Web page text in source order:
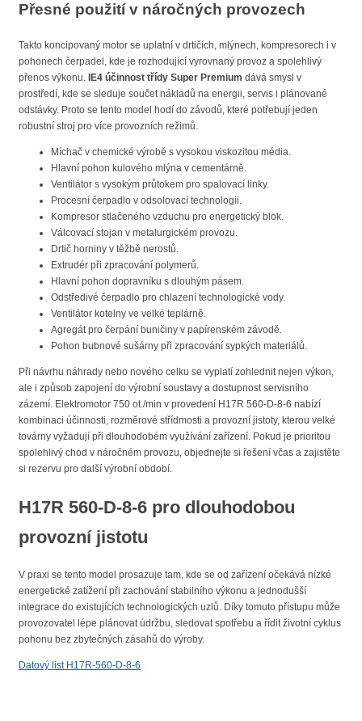
Přesné použití v náročných provozech
Takto koncipovaný motor se uplatní v drtičích, mlýnech, kompresorech i v
pohonech čerpadel, kde je rozhodující vyrovnaný provoz a spolehlivý
přenos výkonu. IE4 účinnost třídy Super Premium dává smysl v
prostředí, kde se sleduje součet nákladů na energii, servis i plánované
odstávky. Proto se tento model hodí do závodů, které potřebují jeden
robustní stroj pro více provozních režimů.
Míchač v chemické výrobě s vysokou viskozitou média.
Hlavní pohon kulového mlýna v cementárně.
Ventilátor s vysokým průtokem pro spalovací linky.
Procesní čerpadlo v odsolovací technologii.
Kompresor stlačeného vzduchu pro energetický blok.
Válcovací stojan v metalurgickém provozu.
Drtič horniny v těžbě nerostů.
Extrudér při zpracování polymerů.
Hlavní pohon dopravníku s dlouhým pásem.
Odstředivé čerpadlo pro chlazení technologické vody.
Ventilátor kotelny ve velké teplárně.
Agregát pro čerpání buničiny v papírenském závodě.
Pohon bubnové sušárny při zpracování sypkých materiálů.
Při návrhu náhrady nebo nového celku se vyplatí zohlednit nejen výkon,
ale i způsob zapojení do výrobní soustavy a dostupnost servisního
zázemí. Elektromotor 750 ot./min v provedení H17R 560-D-8-6 nabízí
kombinaci účinnosti, rozměrové střídmosti a provozní jistoty, kterou velké
továrny vyžadují při dlouhodobém využívání zařízení. Pokud je prioritou
spolehlivý chod v náročném provozu, objednejte si řešení včas a zajistěte
si rezervu pro další výrobní období.
H17R 560-D-8-6 pro dlouhodobou
provozní jistotu
V praxi se tento model prosazuje tam, kde se od zařízení očekává nízké
energetické zatížení při zachování stabilního výkonu a jednodušší
integrace do existujících technologických uzlů. Díky tomuto přístupu může
provozovatel lépe plánovat údržbu, sledovat spotřebu a řídit životní cyklus
pohonu bez zbytečných zásahů do výroby.
Datový list H17R-560-D-8-6